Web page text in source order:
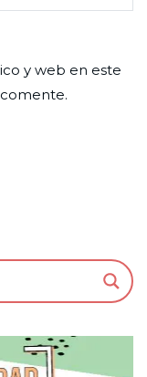
y web en este